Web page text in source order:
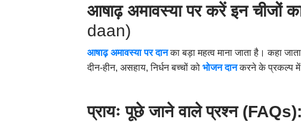
आषाढ़ अमावस्या पर करें इन चीजों
daan)
आषाढ़ अमावस्या पर दानका बड़ा महत्व माना जाता है। कहा
दीन-हीन, असहाय, निर्धन बच्चों कोभोजन दानकरने के प्रकल्प में
प्रायः पूछे जाने वाले प्रश्न (